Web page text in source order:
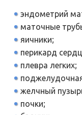
эндометрий
маточные
яичники;
перикард
плевра легких;
желчный
почки;